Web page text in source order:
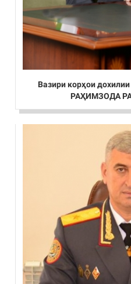
Вазири корҳои
РАҲИМЗОДА